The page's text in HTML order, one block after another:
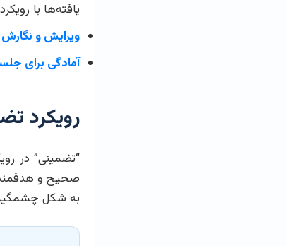
یافته‌ها با
ویرایش و
آمادگی برای
رویکرد
“تضمینی” در
صحیح و هدفمند،
به شکل